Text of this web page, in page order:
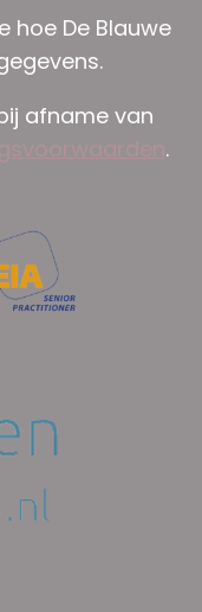
hoe De Blauwe
afname van
.